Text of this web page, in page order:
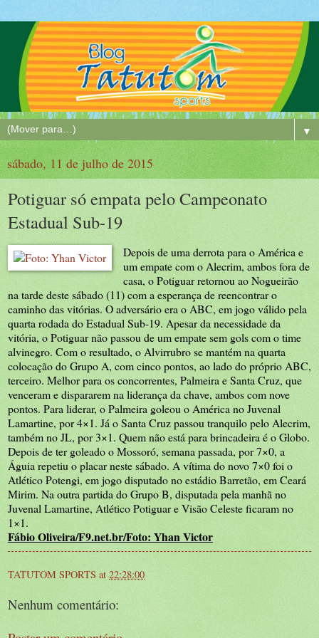
▼
sábado, 11 de julho de 2015
Potiguar só empata pelo Campeonato
Estadual Sub-19
Depois de uma derrota para o América e
um empate com o Alecrim, ambos fora de
casa, o Potiguar retornou ao Nogueirão
na tarde deste sábado (11) com a esperança de reencontrar o
caminho das vitórias. O adversário era o ABC, em jogo válido pela
quarta rodada do Estadual Sub-19. Apesar da necessidade da
vitória, o Potiguar não passou de um empate sem gols com o time
alvinegro. Com o resultado, o Alvirrubro se mantém na quarta
colocação do Grupo A, com cinco pontos, ao lado do próprio ABC,
terceiro. Melhor para os concorrentes, Palmeira e Santa Cruz, que
venceram e dispararem na liderança da chave, ambos com nove
pontos. Para liderar, o Palmeira goleou o América no Juvenal
Lamartine, por 4×1. Já o Santa Cruz passou tranquilo pelo Alecrim,
também no JL, por 3×1. Quem não está para brincadeira é o Globo.
Depois de ter goleado o Mossoró, semana passada, por 7×0, a
Águia repetiu o placar neste sábado. A vítima do novo 7×0 foi o
Atlético Potengi, em jogo disputado no estádio Barretão, em Ceará
Mirim. Na outra partida do Grupo B, disputada pela manhã no
Juvenal Lamartine, Atlético Potiguar e Visão Celeste ficaram no
1×1.
Fábio Oliveira/F9.net.br/Foto: Yhan Victor
TATUTOM SPORTS at 22:28:00
Nenhum comentário: